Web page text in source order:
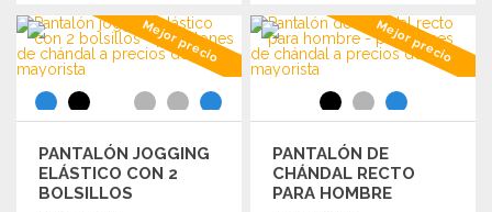
PEDIR
Solicitar un presupuesto
PEDIR
Solicitar un presupuesto
Mejor precio
PANTALÓN JOGGING
ELÁSTICO CON 2
BOLSILLOS
Mejor precio
PANTALÓN DE
CHÁNDAL RECTO
PARA HOMBRE